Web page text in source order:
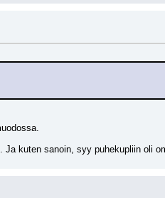
kuten sanoin, syy puhekupliin oli